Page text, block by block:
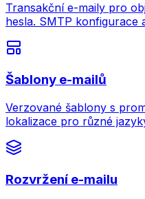
Transakční e-maily pro
hesla. SMTP konfigurace
Šablony e-mailů
Verzované šablony s
lokalizace pro různé
Rozvržení e-mailu